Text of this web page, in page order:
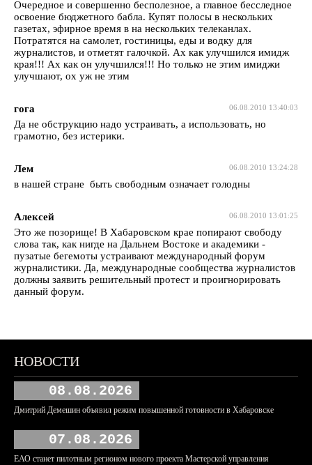
Очередное и совершенно бесполезное, а главное бесследное
освоение бюджетного бабла. Купят полосы в нескольких
газетах, эфирное время в на нескольких телеканлах.
Потратятся на самолет, гостиницы, еды и водку для
журналистов, и отметят галочкой. Ах как улучшился имидж
края!!! Ах как он улучшился!!! Но только не этим имиджи
улучшают, ох уж не этим
06.08.2010 13:40:03
гога
Да не обструкцию надо устраивать, а использовать, но
грамотно, без истерики.
06.08.2010 13:24:28
Лем
в нашей стране быть свободным означает голодны
06.08.2010 13:01:25
Алексей
Это же позорище! В Хабаровском крае попирают свободу
слова так, как нигде на Дальнем Востоке и академики -
пузатые бегемоты устраивают международный форум
журналистики. Да, международные сообщества журналистов
должны заявить решительный протест и проигнорировать
данный форум.
НОВОСТИ
08.08.2026
Дмитрий Демешин объявил режим повышенной готовности в Хабаровске
07.08.2026
ЕАО станет пилотным регионом нового проекта Мастерской управления